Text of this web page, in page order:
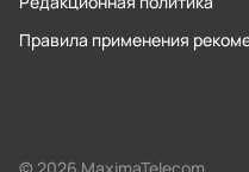
Правила применения